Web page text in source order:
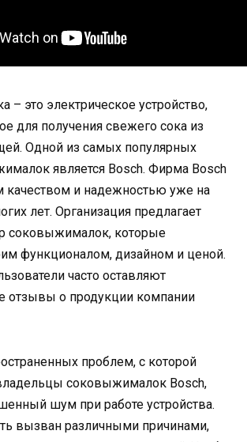
это электрическое устройство,
для получения свежего сока из
Одной из самых популярных
является Bosch. Фирма Bosch
качеством и надежностью уже на
лет. Организация предлагает
соковыжималок, которые
функционалом, дизайном и ценой.
часто оставляют
отзывы о продукции компании
проблем, с которой
соковыжималок Bosch,
шум при работе устройства.
вызван различными причинами,